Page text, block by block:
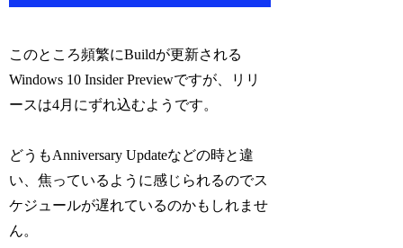
このところ頻繁にBuildが更新される
Windows 10 Insider Previewですが、リリ
ースは4月にずれ込むようです。
どうもAnniversary Updateなどの時と違
い、焦っているように感じられるのでス
ケジュールが遅れているのかもしれませ
ん。